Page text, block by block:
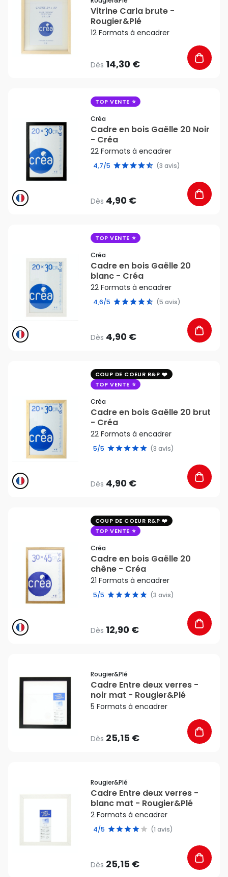
Vitrine Carla brute -
Rougier&Plé
12 Formats à encadrer
Dès 14,30 €
TOP VENTE
Créa
Cadre en bois Gaëlle 20 Noir
- Créa
22 Formats à encadrer
4,7/5 (3 avis)
Dès 4,90 €
TOP VENTE
Créa
Cadre en bois Gaëlle 20
blanc - Créa
22 Formats à encadrer
4,6/5 (5 avis)
Dès 4,90 €
COUP DE COEUR R&P
TOP VENTE
Créa
Cadre en bois Gaëlle 20 brut
- Créa
22 Formats à encadrer
5/5 (3 avis)
Dès 4,90 €
COUP DE COEUR R&P
TOP VENTE
Créa
Cadre en bois Gaëlle 20
chêne - Créa
21 Formats à encadrer
5/5 (3 avis)
Dès 12,90 €
Rougier&plé
Cadre Entre deux verres -
noir mat - Rougier&Plé
5 Formats à encadrer
Dès 25,15 €
Rougier&plé
Cadre Entre deux verres -
blanc mat - Rougier&Plé
2 Formats à encadrer
4/5 (1 avis)
Dès 25,15 €